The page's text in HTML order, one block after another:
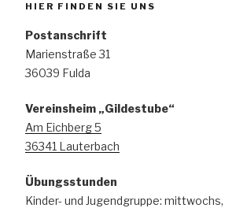
HIER FINDEN SIE UNS
Postanschrift
Marienstraße 31
36039 Fulda
Vereinsheim „Gildestube“
Am Eichberg 5
36341 Lauterbach
Übungsstunden
Kinder- und Jugendgruppe: